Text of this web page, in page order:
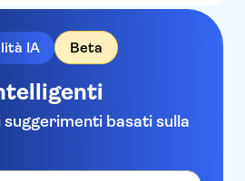
IA Beta
suggerimenti basati sulla